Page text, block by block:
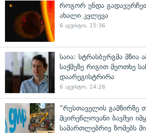
როგორ უნდა
ახალი კვლევა
6 აგვისტო, 15:36
საია: სტრასბურგმა
საქმეზე რიგით მეოთხე
დაარეგისტრირა
6 აგვისტო, 14:26
"რუსთაველის გამზირზე
მცირეწლოვანი ბავშვი
სამართლებრივ ზომებს